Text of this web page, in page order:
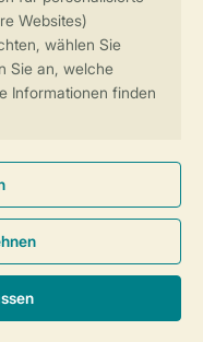
Privatsphäre
GmbH